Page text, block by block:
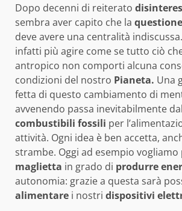
Dopo decenni di reiterato
sembra aver capito che la questione
deve avere una centralità
infatti più agire come se tutto ciò
antropico non comporti alcuna
condizioni del nostro Pianeta. Una
fetta di questo cambiamento di
avvenendo passa inevitabilmente
combustibili fossili per
attività. Ogni idea è ben accetta,
strambe. Oggi ad esempio
maglietta in grado di produrre
autonomia: grazie a questa sarà
alimentare i nostri dispositivi